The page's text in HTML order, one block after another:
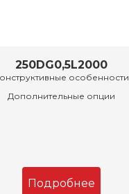
250DG0,5L2000
особенности
Дополнительные опции
Подробнее